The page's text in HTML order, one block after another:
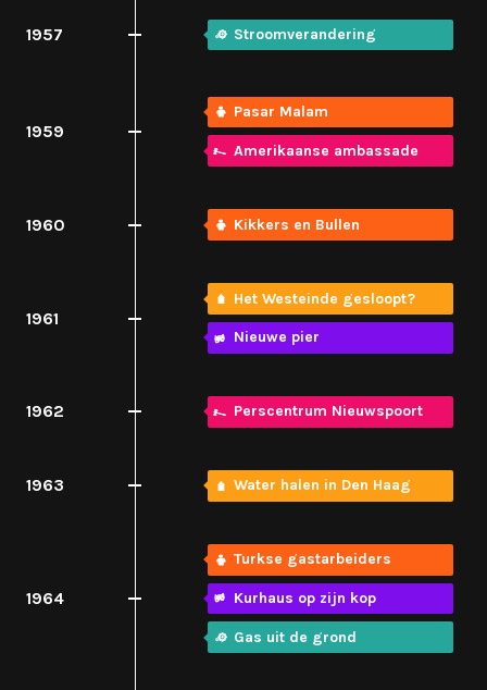
1957 Stroomverandering
1959
Pasar Malam
Amerikaanse ambassade
1960 Kikkers en Bullen
1961
Het Westeinde gesloopt?
Nieuwe pier
1962 Perscentrum Nieuwspoort
1963 Water halen in Den Haag
1964
Turkse gastarbeiders
Kurhaus op zijn kop
Gas uit de grond